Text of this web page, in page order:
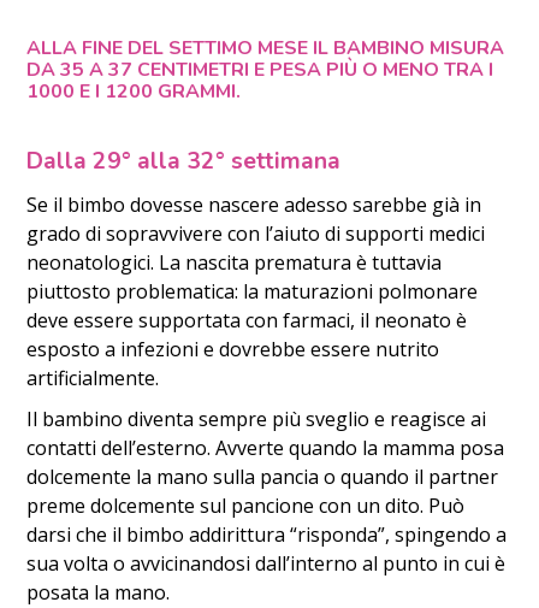
ALLA FINE DEL SETTIMO MESE IL BAMBINO MISURA
DA 35 A 37 CENTIMETRI E PESA PIÙ O MENO TRA I
1000 E I 1200 GRAMMI.
Dalla 29° alla 32° settimana
Se il bimbo dovesse nascere adesso sarebbe già in
grado di sopravvivere con l’aiuto di supporti medici
neonatologici. La nascita prematura è tuttavia
piuttosto problematica: la maturazioni polmonare
deve essere supportata con farmaci, il neonato è
esposto a infezioni e dovrebbe essere nutrito
artificialmente.
Il bambino diventa sempre più sveglio e reagisce ai
contatti dell’esterno. Avverte quando la mamma posa
dolcemente la mano sulla pancia o quando il partner
preme dolcemente sul pancione con un dito. Può
darsi che il bimbo addirittura “risponda”, spingendo a
sua volta o avvicinandosi dall’interno al punto in cui è
posata la mano.